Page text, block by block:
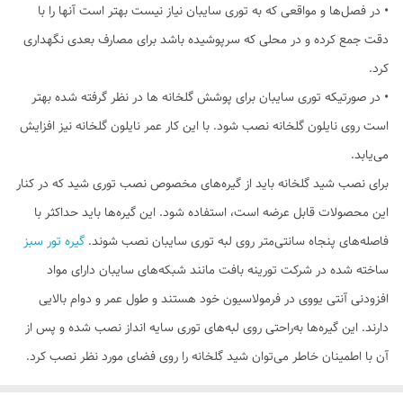
• در فصل‌ها و مواقعی که به توری سایبان نیاز نیست بهتر است آنها را با
دقت جمع کرده و در محلی که سرپوشیده باشد برای مصارف بعدی نگهداری
کرد.
• در صورتیکه توری سایبان برای پوشش گلخانه ها در نظر گرفته شده بهتر
است روی نایلون گلخانه نصب شود. با این کار عمر نایلون گلخانه نیز افزایش
می‌یابد.
برای نصب شید گلخانه‌ باید از گیره‌های مخصوص نصب توری شید که در کنار
این محصولات قابل عرضه است، استفاده شود. این گیره‌ها باید حداکثر با
فاصله‌های پنجاه سانتی‌متر روی لبه توری سایبان نصب ‌شوند. گیره تور سبز
ساخته شده در شرکت تورینه بافت مانند شبکه‌های سایبان دارای مواد
افزودنی آنتی یووی در فرمولاسیون خود هستند و طول عمر و دوام بالایی
دارند. این گیره‌ها به‌راحتی روی لبه‌های توری سایه انداز نصب شده و پس از
آن با اطمینان خاطر می‌توان شید گلخانه را روی فضای مورد نظر نصب کرد.